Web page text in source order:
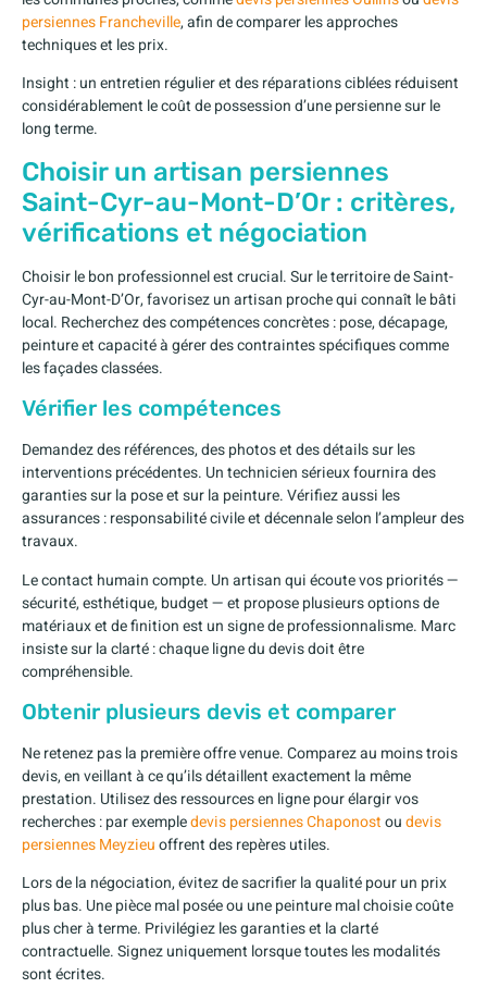
persiennes Francheville, afin de comparer les approches
techniques et les prix.
Insight : un entretien régulier et des réparations ciblées réduisent
considérablement le coût de possession d’une persienne sur le
long terme.
Choisir un artisan persiennes
Saint-Cyr-au-Mont-D’Or : critères,
vérifications et négociation
Choisir le bon professionnel est crucial. Sur le territoire de Saint-
Cyr-au-Mont-D’Or, favorisez un artisan proche qui connaît le bâti
local. Recherchez des compétences concrètes : pose, décapage,
peinture et capacité à gérer des contraintes spécifiques comme
les façades classées.
Vérifier les compétences
Demandez des références, des photos et des détails sur les
interventions précédentes. Un technicien sérieux fournira des
garanties sur la pose et sur la peinture. Vérifiez aussi les
assurances : responsabilité civile et décennale selon l’ampleur des
travaux.
Le contact humain compte. Un artisan qui écoute vos priorités —
sécurité, esthétique, budget — et propose plusieurs options de
matériaux et de finition est un signe de professionnalisme. Marc
insiste sur la clarté : chaque ligne du devis doit être
compréhensible.
Obtenir plusieurs devis et comparer
Ne retenez pas la première offre venue. Comparez au moins trois
devis, en veillant à ce qu’ils détaillent exactement la même
prestation. Utilisez des ressources en ligne pour élargir vos
recherches : par exempledevis persiennes Chaponostoudevis
persiennes Meyzieuoffrent des repères utiles.
Lors de la négociation, évitez de sacrifier la qualité pour un prix
plus bas. Une pièce mal posée ou une peinture mal choisie coûte
plus cher à terme. Privilégiez les garanties et la clarté
contractuelle. Signez uniquement lorsque toutes les modalités
sont écrites.